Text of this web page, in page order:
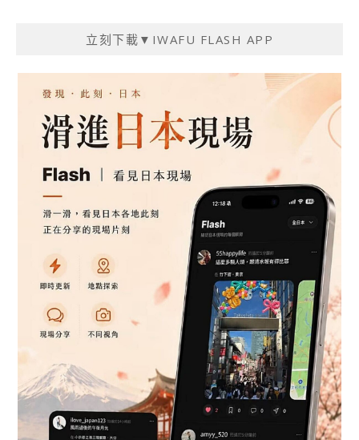
立刻下載▼IWAFU FLASH APP